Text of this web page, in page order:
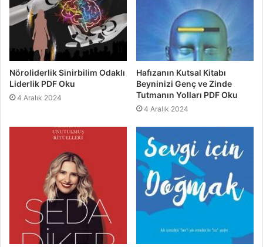
Nöroliderlik Sinirbilim Odaklı
Liderlik PDF Oku
4 Aralık 2024
Hafızanın Kutsal Kitabı
Beyninizi Genç ve Zinde
Tutmanın Yolları PDF Oku
4 Aralık 2024